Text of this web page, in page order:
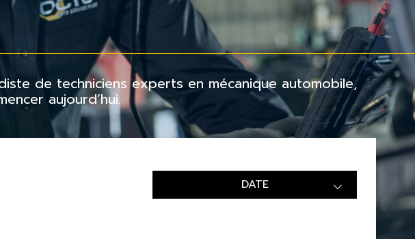
de techniciens experts en mécanique automobile,
aujourd’hui.
DATE